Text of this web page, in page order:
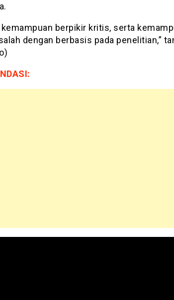
berpikir kritis, serta
dengan berbasis pada penelitian,”